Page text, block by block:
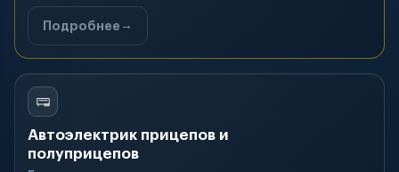
Подробнее
Автоэлектрик прицепов и
полуприцепов